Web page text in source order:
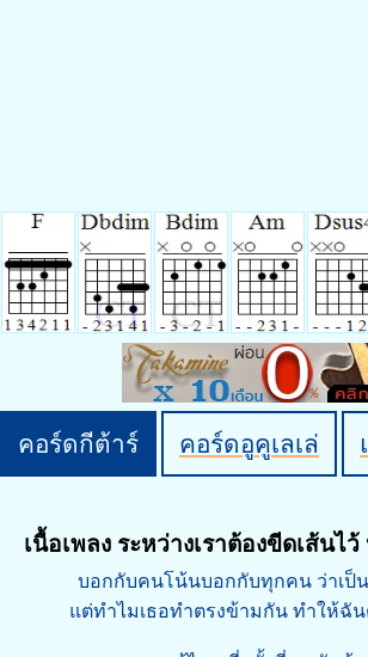
คอร์ดกีต้าร์ คอร์ดอูคูเลเล่
เนื้อเพลง ระหว่างเราต้องขีดเส้นไ
บอกกับคนโน้นบอกกับทุกคน ว่าเป็
แต่ทำไมเธอทำตรงข้ามกัน ทำให้ฉั